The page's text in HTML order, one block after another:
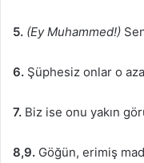
5. (Ey Muhammed!)
6. Şüphesiz onlar o
7. Biz ise onu yakın
8,9. Göğün, erimiş